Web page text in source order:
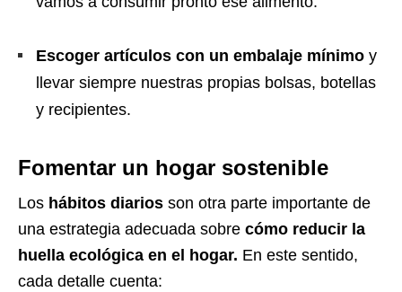
Escoger artículos con un embalaje mínimo y
llevar siempre nuestras propias bolsas, botellas
y recipientes.
Fomentar un hogar sostenible
Los hábitos diarios son otra parte importante de
una estrategia adecuada sobre cómo reducir la
huella ecológica en el hogar. En este sentido,
cada detalle cuenta: